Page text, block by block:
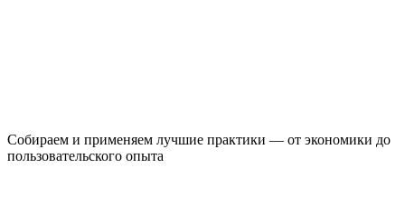
Собираем и применяем лучшие практики — от экономики до
пользовательского опыта